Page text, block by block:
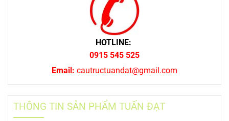
HOTLINE:
0915 545 525
Email: cautructuandat@gmail.com
THÔNG TIN SẢN PHẨM TUẤN ĐẠT